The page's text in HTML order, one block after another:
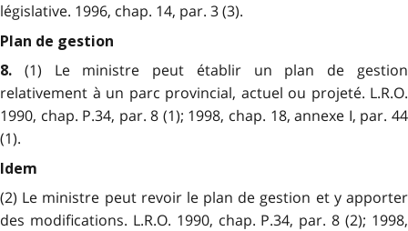
législative. 1996, chap. 14, par. 3 (3).
Plan de gestion
8. (1) Le ministre peut établir un plan de gestion
relativement à un parc provincial, actuel ou projeté. L.R.O.
1990, chap. P.34, par. 8 (1); 1998, chap. 18, annexe I, par. 44
(1).
Idem
(2) Le ministre peut revoir le plan de gestion et y apporter
des modifications. L.R.O. 1990, chap. P.34, par. 8 (2); 1998,